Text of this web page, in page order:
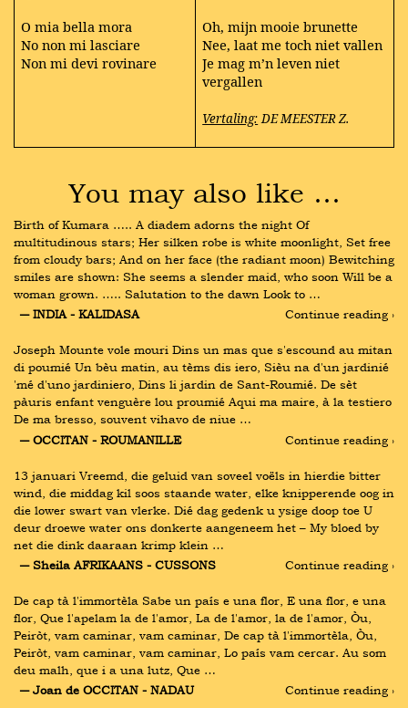
O mia bella mora
No non mi lasciare
Non mi devi rovinare
Oh, mijn mooie brunette
Nee, laat me toch niet vallen
Je mag m’n leven niet
vergallen
Vertaling: DE MEESTER Z.
You may also like …
Birth of Kumara ….. A diadem adorns the night Of
multitudinous stars; Her silken robe is white moonlight, Set free
from cloudy bars; And on her face (the radiant moon) Bewitching
smiles are shown: She seems a slender maid, who soon Will be a
woman grown. ….. Salutation to the dawn Look to …
― INDIA - KALIDASA
Continue reading ›
Joseph Mounte vole mouri Dins un mas que s'escound au mitan
di poumié Un bèu matin, au tèms dis iero, Sièu na d'un jardinié
'mé d'uno jardiniero, Dins li jardin de Sant-Roumié. De sèt
pàuris enfant venguère lou proumié Aqui ma maire, à la testiero
De ma bresso, souvent vihavo de niue …
― OCCITAN - ROUMANILLE
Continue reading ›
13 januari Vreemd, die geluid van soveel voëls in hierdie bitter
wind, die middag kil soos staande water, elke knipperende oog in
die lower swart van vlerke. Dié dag gedenk u ysige doop toe U
deur droewe water ons donkerte aangeneem het – My bloed by
net die dink daaraan krimp klein …
― Sheila AFRIKAANS - CUSSONS
Continue reading ›
De cap tà l'immortèla Sabe un país e una flor, E una flor, e una
flor, Que l'apelam la de l'amor, La de l'amor, la de l'amor, Òu,
Peiròt, vam caminar, vam caminar, De cap tà l'immortèla, Òu,
Peiròt, vam caminar, vam caminar, Lo país vam cercar. Au som
deu malh, que i a una lutz, Que …
― Joan de OCCITAN - NADAU
Continue reading ›